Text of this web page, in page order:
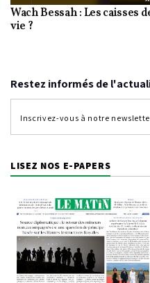
Wach Bessah : Les
vie ?
Restez informés de
LISEZ NOS E-PAPERS